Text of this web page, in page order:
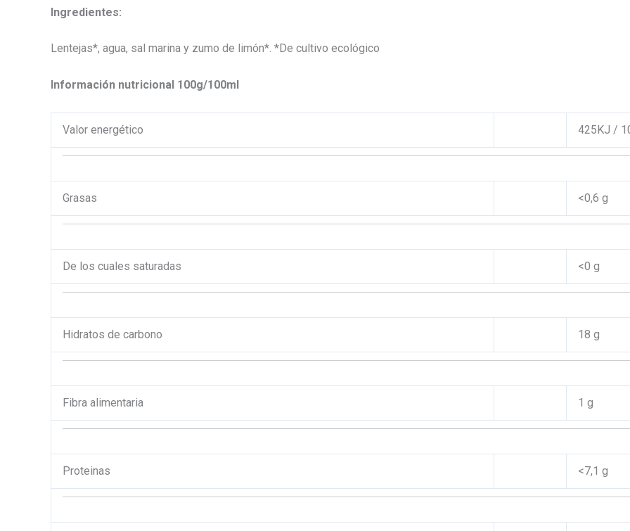
Ingredientes:
Lentejas*, agua, sal marina y zumo de limón*. *De cultivo ecológico
Información nutricional 100g/100ml
Valor energético 425KJ /
Grasas <0,6 g
De los cuales saturadas <0 g
Hidratos de carbono 18 g
Fibra alimentaria 1 g
Proteinas <7,1 g